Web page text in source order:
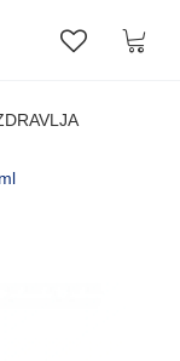
Lista